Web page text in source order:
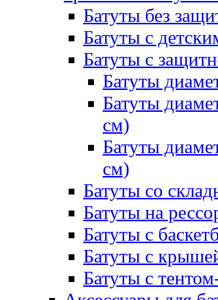
Батуты без
Батуты с
Батуты с
Батуты
Батуты
см)
Батуты
см)
Батуты со
Батуты на
Батуты с
Батуты с
Батуты с